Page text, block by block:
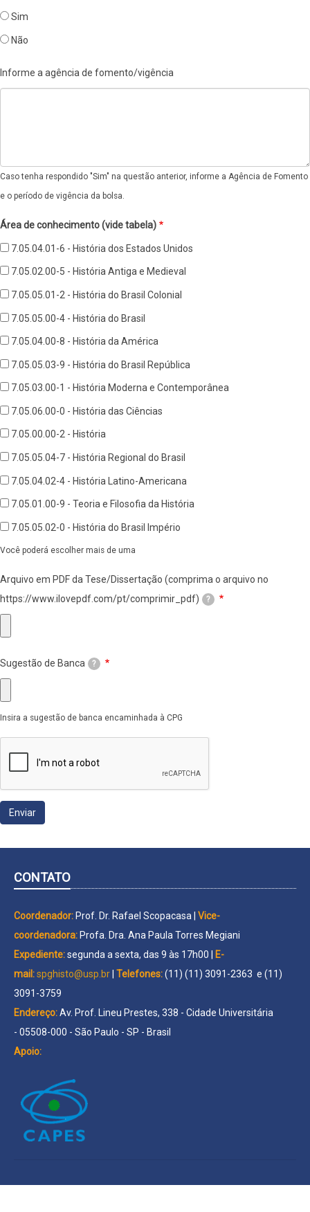
Sim
Não
Informe a agência de fomento/vigência
Caso tenha respondido "Sim" na questão anterior, informe a Agência de Fomento
e o período de vigência da bolsa.
Área de conhecimento (vide tabela)
7.05.04.01-6 - História dos Estados Unidos
7.05.02.00-5 - História Antiga e Medieval
7.05.05.01-2 - História do Brasil Colonial
7.05.05.00-4 - História do Brasil
7.05.04.00-8 - História da América
7.05.05.03-9 - História do Brasil República
7.05.03.00-1 - História Moderna e Contemporânea
7.05.06.00-0 - História das Ciências
7.05.00.00-2 - História
7.05.05.04-7 - História Regional do Brasil
7.05.04.02-4 - História Latino-Americana
7.05.01.00-9 - Teoria e Filosofia da História
7.05.05.02-0 - História do Brasil Império
Você poderá escolher mais de uma
Arquivo em PDF da Tese/Dissertação (comprima o arquivo no
https://www.ilovepdf.com/pt/comprimir_pdf)
?
Sugestão de Banca ?
Insira a sugestão de banca encaminhada à CPG
CONTATO
Coordenador: Prof. Dr. Rafael Scopacasa | Vice-
coordenadora: Profa. Dra. Ana Paula Torres Megiani
Expediente:segunda a sexta, das 9 às 17h00 |
E-
mail:spghisto@usp.br Telefones:(11) (11) 3091-2363 e (11)
3091-3759
Endereço:Av. Prof. Lineu Prestes, 338 - Cidade Universitária
- 05508-000 - São Paulo - SP - Brasil
Apoio: